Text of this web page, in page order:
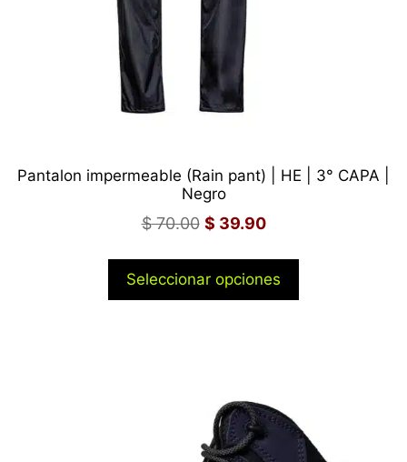
Pantalon impermeable (Rain pant) | HE | 3° CAPA |
Negro
$70.00 $ 39.90
Seleccionar opciones